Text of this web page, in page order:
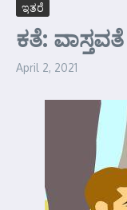
ಇತರೆ
ಕತೆ:
April 2, 2021